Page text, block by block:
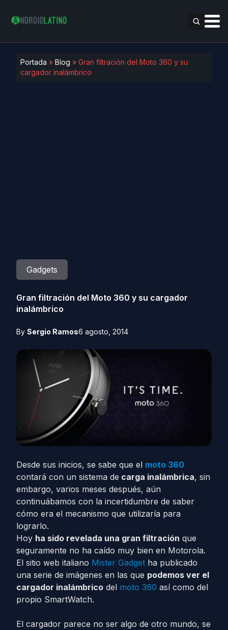
Portada » Blog » Gran filtración del Moto 360 y su
cargador inalámbrico
Gadgets
Gran filtración del Moto 360 y su cargador
inalámbrico
By Sergio Ramos6 agosto, 2014
Desde sus inicios, se sabe que el moto 360
contará con un sistema de carga inalámbrica, sin
embargo, varios meses después, aún
continuábamos con la incertidumbre de saber
cómo era el mecanismo que utilizaría para
lograrlo.
Hoy ha sido revelada una gran filtración que
seguramente no ha caído muy bien en Motorola.
El sitio web italiano Mister Gadget ha publicado
una serie de imágenes en las que podemos ver el
cargador inalámbrico del moto 360 así como del
propio SmartWatch.
El cargador parece no ser algo de otro mundo, se